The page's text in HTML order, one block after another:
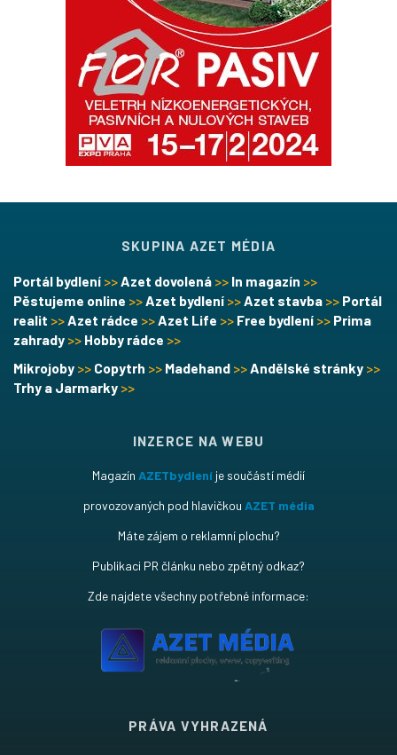
SKUPINA AZET MÉDIA
Portál bydlení >> Azet dovolená >> In magazín >>
Pěstujeme online >> Azet bydlení >> Azet stavba >> Portál
realit >> Azet rádce >> Azet Life >> Free bydlení >> Prima
zahrady >> Hobby rádce >>
Mikrojoby >> Copytrh >> Madehand >> Andělské stránky >>
Trhy a Jarmarky >>
INZERCE NA WEBU
Magazín AZETbydlení je součástí médií
provozovaných pod hlavičkou AZET média
Máte zájem o reklamní plochu?
Publikaci PR článku nebo zpětný odkaz?
Zde najdete všechny potřebné informace:
PRÁVA VYHRAZENÁ